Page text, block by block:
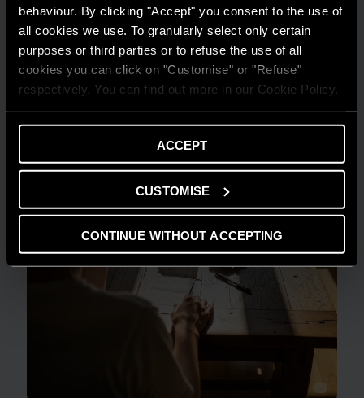
behaviour. By clicking "Accept" you consent to the use of
all cookies we use. To granularly select only certain
purposes or third parties or to refuse the use of all
cookies you can click on "Customise" or "Refuse"
respectively. You can find out more in our Cookie Policy.
ACCEPT
CUSTOMISE
CONTINUE WITHOUT ACCEPTING
Risparmio energetico: trasforma la tua
casa in un modello di efficienza
LEGGI DI PIÙ